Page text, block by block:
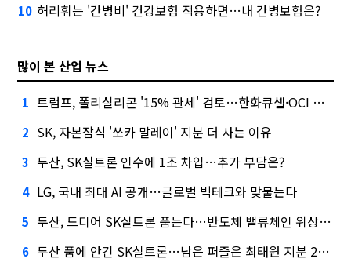
10 허리휘는 '간병비' 건강보험 적용하면…내 간병보험은?
많이 본 산업 뉴스
1 트럼프, 폴리실리콘 '15% 관세' 검토…한화큐셀·OCI 영향은?
2 SK, 자본잠식 '쏘카 말레이' 지분 더 사는 이유
3 두산, SK실트론 인수에 1조 차입…추가 부담은?
4 LG, 국내 최대 AI 공개…글로벌 빅테크와 맞붙는다
5 두산, 드디어 SK실트론 품는다…반도체 밸류체인 위상 강화
6 두산 품에 안긴 SK실트론…남은 퍼즐은 최태원 지분 29.4%